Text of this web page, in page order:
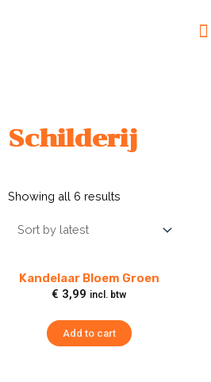
Schilderij
Showing all 6 results
Kandelaar Bloem Groen
€ 3,99 incl. btw
Add to cart